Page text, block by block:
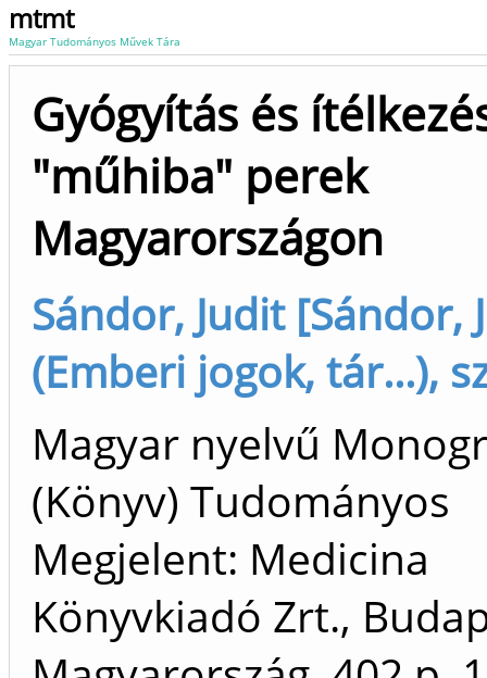
mtmt
Magyar Tudományos Művek Tára
Gyógyítás és
"műhiba" perek
Magyarországon
Sándor, Judit [Sándor,
(Emberi jogok, tár...),
Magyar nyelvű
(Könyv) Tudományos
Megjelent: Medicina
Könyvkiadó Zrt.,